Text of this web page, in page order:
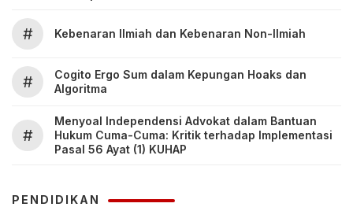
# Kebenaran Ilmiah dan Kebenaran Non-Ilmiah
#
Cogito Ergo Sum dalam Kepungan Hoaks dan
Algoritma
#
Menyoal Independensi Advokat dalam Bantuan
Hukum Cuma-Cuma: Kritik terhadap Implementasi
Pasal 56 Ayat (1) KUHAP
PENDIDIKAN